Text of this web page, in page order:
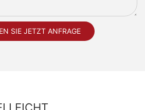
SIE JETZT ANFRAGE